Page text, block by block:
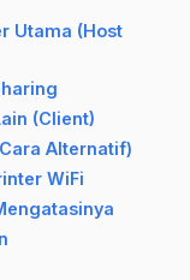
Utama (Host
(Client)
Alternatif)
WiFi